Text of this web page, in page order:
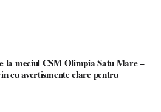
la meciul CSM Olimpia Satu Mare –
cu avertismente clare pentru